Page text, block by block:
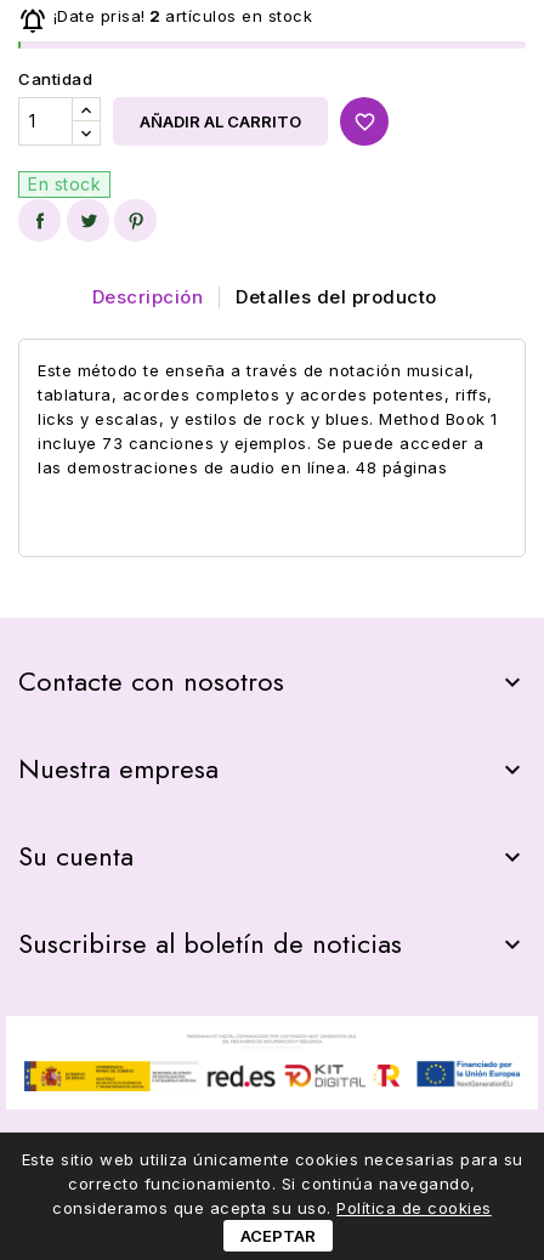
 ¡Date prisa! 2 artículos en stock
Cantidad
AÑADIR AL CARRITO favorite_border
En stock
Descripción Detalles del producto
Este método te enseña a través de notación musical,
tablatura, acordes completos y acordes potentes, riffs,
licks y escalas, y estilos de rock y blues. Method Book 1
incluye 73 canciones y ejemplos. Se puede acceder a
las demostraciones de audio en línea. 48 páginas
Contacte con nosotros keyboard_arrow_down
Este sitio web utiliza únicamente cookies necesarias para su
correcto funcionamiento. Si continúa navegando,
consideramos que acepta su uso.Política de cookies
ACEPTAR
Nuestra empresa 
Su cuenta 
Suscribirse al boletín de noticias 
© 2026 - COMPAS22